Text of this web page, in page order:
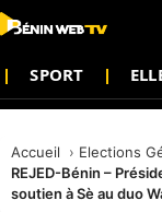
SPORT
Accueil
Elections
REJED-Bénin –
soutien à Sè au duo